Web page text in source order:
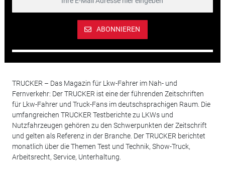
ABONNIEREN
TRUCKER – Das Magazin für Lkw-Fahrer im Nah- und
Fernverkehr: Der TRUCKER ist eine der führenden Zeitschriften
für Lkw-Fahrer und Truck-Fans im deutschsprachigen Raum. Die
umfangreichen TRUCKER Testberichte zu LKWs und
Nutzfahrzeugen gehören zu den Schwerpunkten der Zeitschrift
und gelten als Referenz in der Branche. Der TRUCKER berichtet
monatlich über die Themen Test und Technik, Show-Truck,
Arbeitsrecht, Service, Unterhaltung.